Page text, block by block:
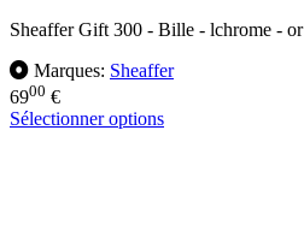
Sheaffer Gift 300 - Bille - lchrome - or
Marques: Sheaffer
6900 €
Sélectionner options